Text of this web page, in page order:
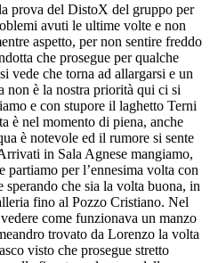
prova del DistoX del gruppo per
avuti le ultime volte e non
aspetto, per non sentire freddo
che prosegue per qualche
vede che torna ad allargarsi e un
non è la nostra priorità qui ci si
e con stupore il laghetto Terni
è nel momento di piena, anche
è notevole ed il rumore si sente
in Sala Agnese mangiamo,
partiamo per l’ennesima volta con
che sia la volta buona, in
fino al Pozzo Cristiano. Nel
come funzionava un manzo
trovato da Lorenzo la volta
visto che prosegue stretto